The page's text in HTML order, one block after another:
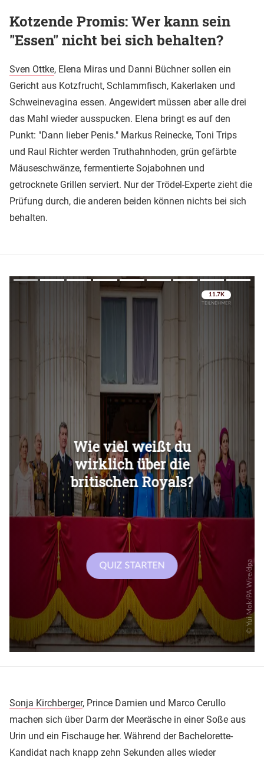
Kotzende Promis: Wer kann sein
"Essen" nicht bei sich behalten?
Sven Ottke, Elena Miras und Danni Büchner sollen ein
Gericht aus Kotzfrucht, Schlammfisch, Kakerlaken und
Schweinevagina essen. Angewidert müssen aber alle drei
das Mahl wieder ausspucken. Elena bringt es auf den
Punkt: "Dann lieber Penis." Markus Reinecke, Toni Trips
und Raul Richter werden Truthahnhoden, grün gefärbte
Mäuseschwänze, fermentierte Sojabohnen und
getrocknete Grillen serviert. Nur der Trödel-Experte zieht die
Prüfung durch, die anderen beiden können nichts bei sich
behalten.
Überspringen
Sonja Kirchberger, Prince Damien und Marco Cerullo
machen sich über Darm der Meeräsche in einer Soße aus
Urin und ein Fischauge her. Während der Bachelorette-
Kandidat nach knapp zehn Sekunden alles wieder